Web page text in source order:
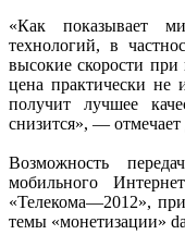
«Как показывает
технологий, в
высокие скорости
цена практически не
получит лучшее
снизится», —
Возможность
мобильного
«Телекома—2012»,
темы «монетизации»